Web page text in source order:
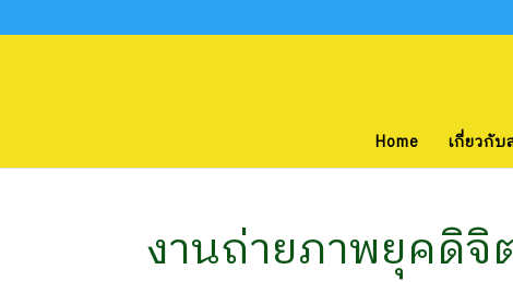
Home เกี่ยวกับ
งานถ่ายภาพยุคดิจิ